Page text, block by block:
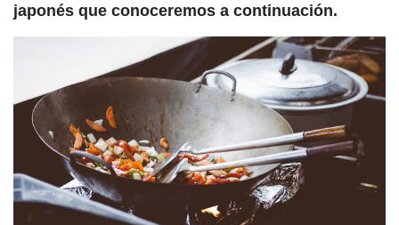
japonés que conoceremos a continuación.